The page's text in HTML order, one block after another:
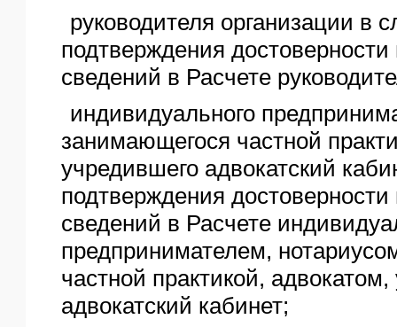
руководителя организации в
подтверждения
сведений в Расчете
индивидуального
занимающегося частной
учредившего адвокатский
подтверждения
сведений в Расчете
предпринимателем,
частной практикой,
адвокатский кабинет;